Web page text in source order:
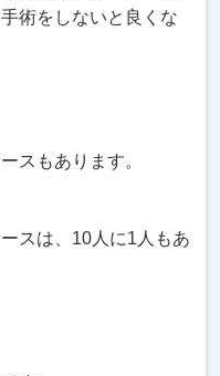
術をしないと良くな
スもあります。
スは、10人に1人もあ